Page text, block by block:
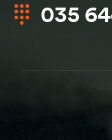
035